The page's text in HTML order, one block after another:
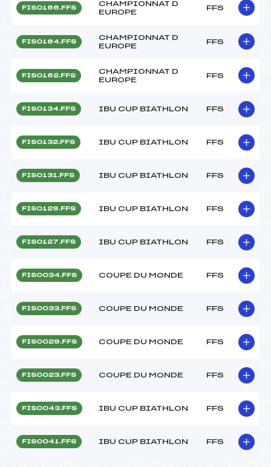
FIS0166.FFS
CHAMPIONNAT D
EUROPE
FFS
FIS0164.FFS
CHAMPIONNAT D
EUROPE
FFS
FIS0162.FFS
CHAMPIONNAT D
EUROPE
FFS
FIS0134.FFS IBU CUP BIATHLON FFS
FIS0132.FFS IBU CUP BIATHLON FFS
FIS0131.FFS IBU CUP BIATHLON FFS
FIS0129.FFS IBU CUP BIATHLON FFS
FIS0127.FFS IBU CUP BIATHLON FFS
FIS0034.FFS COUPE DU MONDE FFS
FIS0033.FFS COUPE DU MONDE FFS
FIS0029.FFS COUPE DU MONDE FFS
FIS0023.FFS COUPE DU MONDE FFS
FIS0043.FFS IBU CUP BIATHLON FFS
FIS0041.FFS IBU CUP BIATHLON FFS